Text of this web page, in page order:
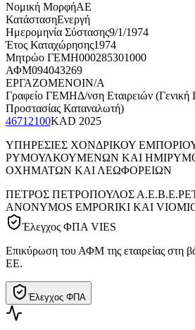
Νομική ΜορφήΑΕ
ΚατάστασηΕνεργή
Ημερομηνία Σύστασης9/1/1974
Έτος Καταχώρησης1974
Μητρώο ΓΕΜΗ000285301000
ΑΦΜ094043269
ΕΡΓΑΖΟΜΕΝΟΙN/A
Γραφείο ΓΕΜΗΔ/νση Εταιρειών
Προστασίας Καταναλωτή)
46712100KAD 2025
ΥΠΗΡΕΣΙΕΣ ΧΟΝΔΡΙΚΟΥ
ΡΥΜΟΥΛΚΟΥΜΕΝΩΝ ΚΑΙ
ΟΧΗΜΑΤΩΝ ΚΑΙ ΛΕΩΦΟΡΕΙΩΝ
ΠΕΤΡΟΣ ΠΕΤΡΟΠΟΥΛΟΣ Α.Ε.Β.Ε.
ANONYMOS EMPORIKI KAI
Έλεγχος ΦΠΑ VIES
Επικύρωση του ΑΦΜ της εταιρείας στη
ΕΕ.
Έλεγχος ΦΠΑ